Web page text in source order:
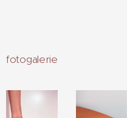
fotogalerie